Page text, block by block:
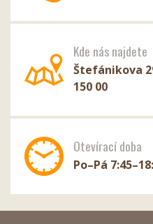
Kde nás najdete
Štefánikova
150 00
Otevírací doba
Po–Pá